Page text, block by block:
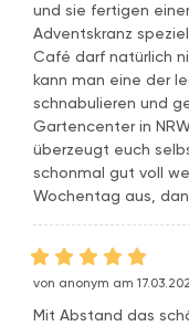
und sie fertigen
Adventskranz
Café darf natürlich
kann man eine der
schnabulieren und
Gartencenter in
überzeugt euch
schonmal gut voll
Wochentag aus,
von anonym am
Mit Abstand das